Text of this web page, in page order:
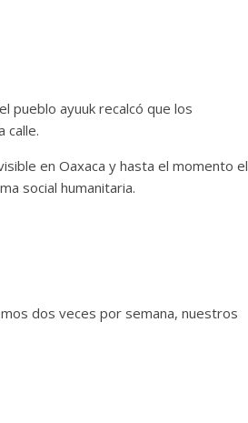
pueblo ayuuk recalcó que los
calle.
en Oaxaca y hasta el momento el
social humanitaria.
dos veces por semana, nuestros